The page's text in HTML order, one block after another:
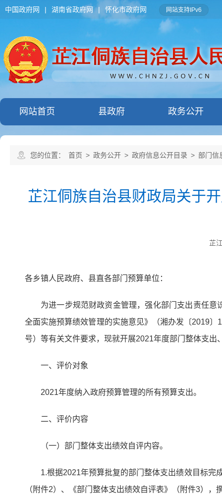
中国政府网 | 湖南省政府网 | 怀化市政府网 网站支持IPv6
网站首页 县政府 政务公开
您的位置： 首页 > 政务公开 > 政府信息公开目录 > 部门信
芷江侗族自治县财政局关于
芷
各乡镇人民政府、县直各部门预算单位：
为进一步规范财政资金管理，强化部门支出责任
全面实施预算绩效管理的实施意见》（湘办发〔2019
号）等有关文件要求，现就开展2021年度部门整体支
一、评价对象
2021年度纳入政府预算管理的所有预算支出。
二、评价内容
（一）部门整体支出绩效自评内容。
1.根据2021年预算批复的部门整体支出绩效目标完
（附件2）、《部门整体支出绩效自评表》（附件3）